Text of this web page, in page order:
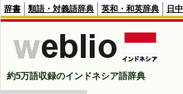
辞書 類語・対義語辞典 英和・和英辞典 日
約5万語収録のインドネシア語辞典